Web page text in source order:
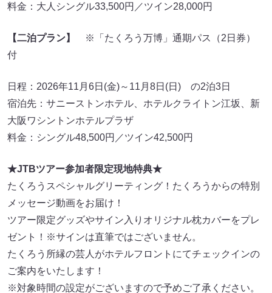
料金：大人シングル33,500円／ツイン28,000円
【二泊プラン】
※「たくろう万博」通期パス（2日券）
付
日程：2026年11月6日(金)～11月8日(日) の2泊3日
宿泊先：サニーストンホテル、ホテルクライトン江坂、新
大阪ワシントンホテルプラザ
料金：シングル48,500円／ツイン42,500円
★JTBツアー参加者限定現地特典★
たくろうスペシャルグリーティング！たくろうからの特別
メッセージ動画をお届け！
ツアー限定グッズやサイン入りオリジナル枕カバーをプレ
ゼント！※サインは直筆ではございません。
たくろう所縁の芸人がホテルフロントにてチェックインの
ご案内をいたします！
※対象時間の設定がございますので予めご了承ください。